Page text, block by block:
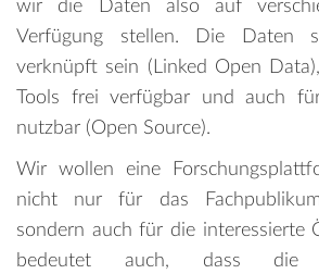
wir die Daten also auf
Verfügung stellen. Die Daten
verknüpft sein (Linked Open
Tools frei verfügbar und auch
nutzbar (Open Source).
Wir wollen eine
nicht nur für das
sondern auch für die interessierte
bedeutet auch, dass die